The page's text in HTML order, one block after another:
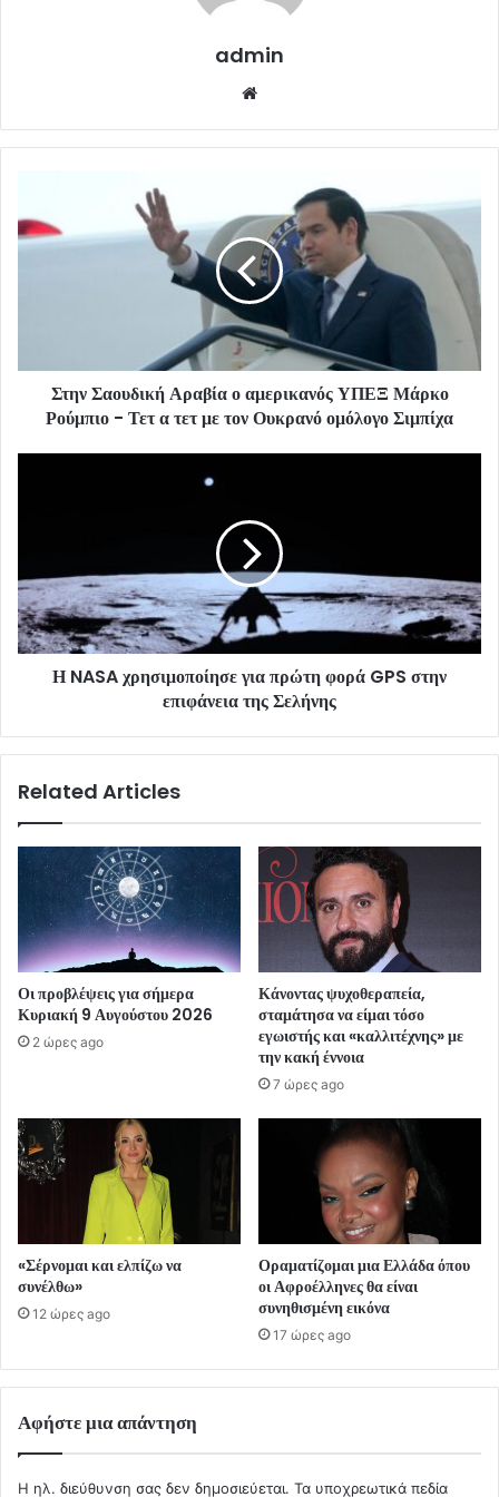
admin
Στην Σαουδική Αραβία ο αμερικανός ΥΠΕΞ Μάρκο
Ρούμπιο - Τετ α τετ με τον Ουκρανό ομόλογο Σιμπίχα
Η NASA χρησιμοποίησε για πρώτη φορά GPS στην
επιφάνεια της Σελήνης
Related Articles
Οι προβλέψεις για σήμερα
Κυριακή 9 Αυγούστου 2026
2 ώρες ago
Κάνοντας ψυχοθεραπεία,
σταμάτησα να είμαι τόσο
εγωιστής και «καλλιτέχνης» με
την κακή έννοια
7 ώρες ago
«Σέρνομαι και ελπίζω να
συνέλθω»
12 ώρες ago
Οραματίζομαι μια Ελλάδα όπου
οι Αφροέλληνες θα είναι
συνηθισμένη εικόνα
17 ώρες ago
Αφήστε μια απάντηση
Η ηλ. διεύθυνση σας δεν δημοσιεύεται. Τα υποχρεωτικά πεδία